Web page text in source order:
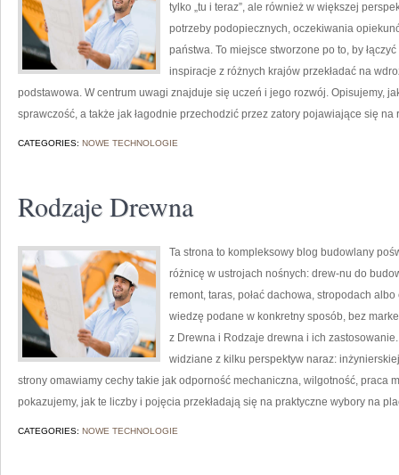
tylko „tu i teraz”, ale również w większej
potrzeby podopiecznych, oczekiwania
państwa. To miejsce stworzone po to, by
inspiracje z różnych krajów przekładać na
podstawowa. W centrum uwagi znajduje się uczeń i jego rozwój. Opisujemy,
sprawczość, a także jak łagodnie przechodzić przez zatory pojawiające się na
CATEGORIES: NOWE TECHNOLOGIE
Rodzaje Drewna
Ta strona to kompleksowy blog budowlany
różnicę w ustrojach nośnych: drew-nu do
remont, taras, połać dachowa, stropodach
wiedzę podane w konkretny sposób, bez
z Drewna i Rodzaje drewna i ich
widziane z kilku perspektyw naraz:
strony omawiamy cechy takie jak odporność mechaniczna, wilgotność, praca
pokazujemy, jak te liczby i pojęcia przekładają się na praktyczne wybory na
CATEGORIES: NOWE TECHNOLOGIE